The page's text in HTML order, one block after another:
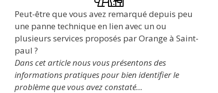
Peut-être que vous avez remarqué depuis peu
une panne technique en lien avec un ou
plusieurs services proposés par Orange à Saint-
paul ?
Dans cet article nous vous présentons des
informations pratiques pour bien identifier le
problème que vous avez constaté…